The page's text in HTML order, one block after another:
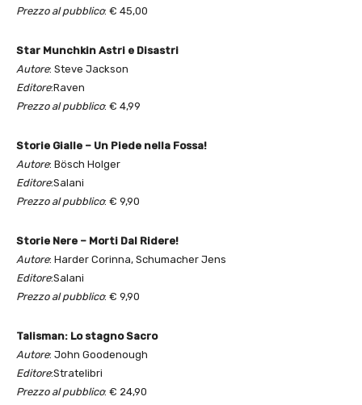
Prezzo al pubblico: € 45,00
Star Munchkin Astri e Disastri
Autore: Steve Jackson
Editore:Raven
Prezzo al pubblico: € 4,99
Storie Gialle – Un Piede nella Fossa!
Autore: Bösch Holger
Editore:Salani
Prezzo al pubblico: € 9,90
Storie Nere – Morti Dal Ridere!
Autore: Harder Corinna, Schumacher Jens
Editore:Salani
Prezzo al pubblico: € 9,90
Talisman: Lo stagno Sacro
Autore: John Goodenough
Editore:Stratelibri
Prezzo al pubblico: € 24,90